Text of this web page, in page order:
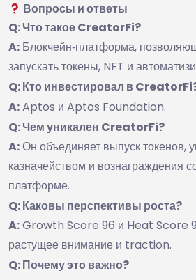
Вопросы и ответы
Q: Что такое CreatorFi?
A: Блокчейн‑платформа,
запускать токены, NFT и
Q: Кто инвестировал в
A:Aptos и Aptos Foundation.
Q: Чем уникален CreatorFi?
A:Он объединяет выпуск токенов,
казначейством и вознаграждения
платформе.
Q: Каковы перспективы роста?
A:Growth Score 96 и Heat Score
растущее внимание и traction.
Q: Почему это важно?